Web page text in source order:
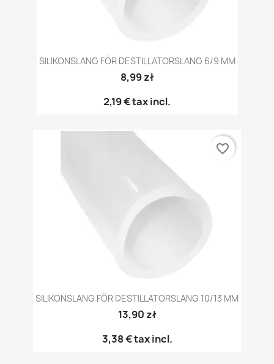
SILIKONSLANG FÖR DESTILLATORSLANG 6/9 MM
8,99 zł
2,19 €tax incl.
SILIKONSLANG FÖR DESTILLATORSLANG 10/13 MM
13,90 zł
3,38 €tax incl.
favorite_border